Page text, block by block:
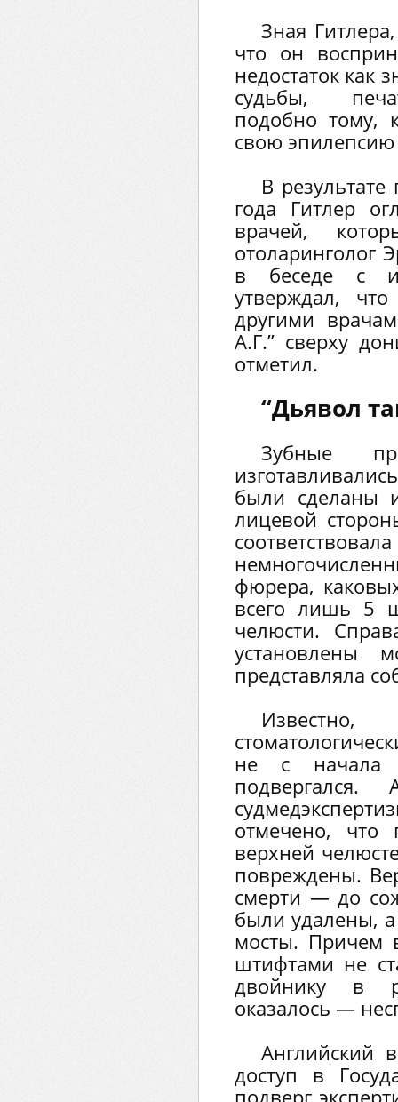
Зная
что он
недостаток как
судьбы,
подобно тому,
свою
В
года Гитлер
врачей,
отоларинголог
в беседе с
утверждал,
другими
А.Г.” сверху
отметил.
“Дьявол
Зубные
были сделаны
лицевой
фюрера,
всего лишь 5
челюсти.
установлены
представляла
не с
отмечено, что
верхней
повреждены.
смерти — до
были удалены,
мосты. Причем
штифтами не
двойнику в
оказалось —
Английский
доступ в